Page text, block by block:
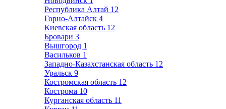
Республика Алтай 12
Горно-Алтайск 4
Киевская область 12
Бровари 3
Вышгород 1
Васильков 1
Западно-Казахстанская область 12
Уральск 9
Костромская область 12
Кострома 10
Курганская область 11